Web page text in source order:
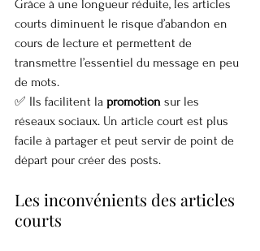
Grâce à une longueur réduite, les articles
courts diminuent le risque d’abandon en
cours de lecture et permettent de
transmettre l’essentiel du message en peu
de mots.
✅ Ils facilitent la promotion sur les
réseaux sociaux. Un article court est plus
facile à partager et peut servir de point de
départ pour créer des posts.
Les inconvénients des articles
courts